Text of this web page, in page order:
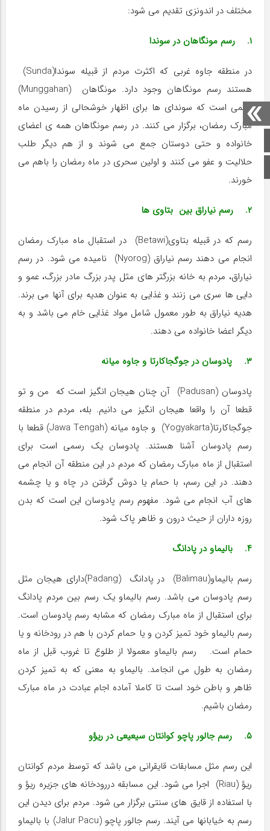
صفحه اصلی
اینستاگرام
مختلف در اندونزی تقدیم می شود:
۱. رسم مونگاهان در سوندا
در منطقه جاوه غربی که اکثرت مردم از قبیله سوندا(Sunda)
هستند رسم مونگاهان وجود دارد. مونگاهان (Munggahan)
رسمی است که سوندای ها برای اظهار خوشحالی از رسیدن ماه
مبارک رمضان، برگزار می کنند. در رسم مونگاهان همه ی اعضای
خانواده و حتی دوستان جمع می شوند و از هم دیگر طلب
حلالیت و عفو می کنند و اولین سحری در ماه رمضان را باهم می
خورند.
۲. رسم نیاراق بین بتاوی ها
رسم که در قبیله بتاوی(Betawi) در استقبال ماه مبارک رمضان
انجام می دهند رسم نیاراق (Nyorog) نامیده می شود. در رسم
نیاراق، مردم به خانه بزرگتر های مثل پدر بزرگ مادر بزرگ، عمو و
دایی ها سری می زنند و غذایی به عنوان هدیه برای آنها می برند.
هدیه نیاراق به طور معمول شامل مواد غذایی خام می باشد و به
دیگر اعضا خانواده می دهند.
۳. پادوسان در جوگجاکارتا و جاوه میانه
پادوسان (Padusan) آن چنان هیجان انگیز است که من و تو
قطعا آن را واقعا هیجان انگیز می دانیم. بله، مردم در منطقه
جوگجاکارتا(Yogyakarta) و جاوه میانه (Jawa Tengah) قطعا با
رسم پادوسان آشنا هستند. پادوسان یک رسمی است برای
استقبال از ماه مبارک رمضان که مردم در این منطقه آن انجام می
دهند. در این رسم، با حمام یا دوش گرفتن در چاه و یا چشمه
های آب انجام می شود. مفهوم رسم پادوسان این است که بدن
روزه داران از حیث درون و ظاهر پاک شود.
۴. بالیماو در پادانگ
رسم بالیماو(Balimau) در پادانگ (Padang)دارای هیجان مثل
رسم پادوسان می باشد. رسم بالیماو یک رسم بین مردم پادانگ
برای استقبال از ماه مبارک رمضان که مشابه رسم پادوسان است.
رسم بالیماو خود تمیز کردن و یا حمام کردن با هم در رودخانه و یا
حمام است. رسم بالیماو معمولا از طلوع تا غروب قبل از ماه
رمضان به طول می انجامد. بالیماو به معنی که به تمیز کردن
ظاهر و باطن خود است تا کاملا آماده اجام عبادت در ماه مبارک
رمضان باشیم.
۵. رسم جالور پاچو کوانتان سیعیعی در ریؤو
این رسم مثل مسابقات قایقرانی می باشد که توسط مردم کوانتان
ریؤ (Riau) اجرا می شود. این مسابقه دررودخانه های جزیره ریؤ و
با استفاده از قایق های سنتی برگزار می شود. مردم برای دیدن این
رسم به خیابانها می آیند. رسم جالور پاچو (Jalur Pacu) با بالیماو